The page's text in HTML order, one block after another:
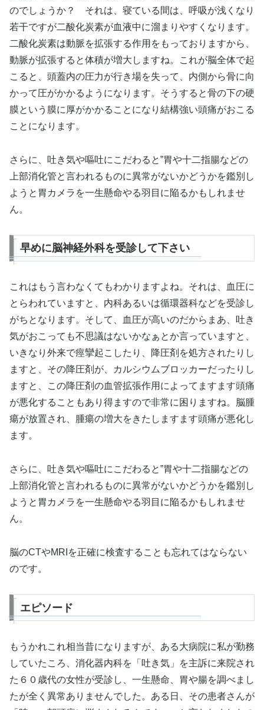
のでしょうか？ それは、寝ている間は、呼吸が浅くなり
若干ですが二酸化炭素が血液中に溜まりやすくなります。
二酸化炭素は動脈を拡張する作用をもっておりますから、
動脈が拡張すると体積が増大しますね。これが脳全体で起
こると、頭蓋内の圧力が行き場を失って、内側から骨に向
かって圧がかかるようになります。そうすると骨の下の硬
膜という膜に厚がかかることになり結構強い頭痛がおこる
ことになります。
さらに、吐き気や嘔吐にこだわると”胃や十二指腸などの
上部消化管と言われるものに異常がないかどうかを鑑別し
ようと胃カメラを一生懸命やる羽目に陥るかもしれませ
ん。
早めに脳神経外科を受診して下さい
これはもう言わなくてもわかりますよね。それは、血圧に
とらわれていますと、内科あるいは循環器科などを受診し
がちとなります。そして、血圧が高いのだからまあ、吐き
気がおこっても不思議はないかなぁとか言っていますと、
いきなり外来で痙攣起こしたり、降圧剤を処方されたりし
ますと、その降圧剤が、カルシウムブロッカーだったりし
ますと、この降圧剤の血管拡張作用によってますます頭痛
が悪化することもあり得ますので非常に困りますね。脳腫
瘍が放置され、腫瘍の増大をきたしますます頭痛が悪化し
ます。
さらに、吐き気や嘔吐にこだわると”胃や十二指腸などの
上部消化管と言われるものに異常がないかどうかを鑑別し
ようと胃カメラを一生懸命やる羽目に陥るかもしれませ
ん。
脳のCTやMRIを正確に検査することも忘れてはならない
のです。
エピソード
もうかれこれ相当昔になりますが、ある大病院に私が勤務
していたころ、消化器内科を「吐き気」を主訴に来院され
た６０歳代の女性が受診し、一生懸命、胃や腸を調べまし
たが全く異常ありませんでした。ある日、その患者さんが